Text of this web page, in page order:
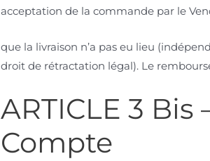
acceptation de la commande par le
que la livraison n’a pas eu lieu
droit de rétractation légal). Le
ARTICLE 3 Bis
Compte